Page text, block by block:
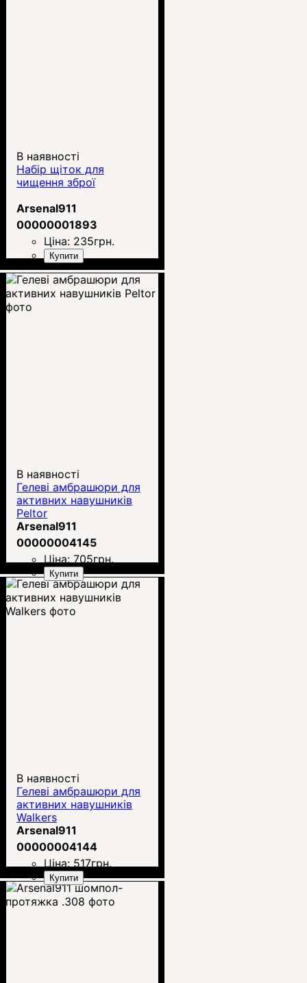
В наявності
Набір щіток для
чищення зброї
Arsenal911
00000001893
Ціна: 235грн.
Купити
В наявності
Гелеві амбрашюри для
активних навушників
Peltor
Arsenal911
00000004145
Ціна: 705грн.
Купити
В наявності
Гелеві амбрашюри для
активних навушників
Walkers
Arsenal911
00000004144
Ціна: 517грн.
Купити